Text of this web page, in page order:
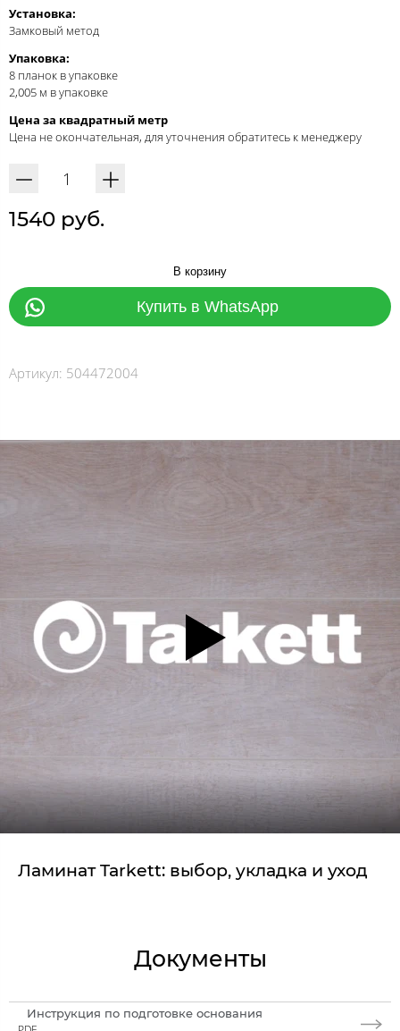
Установка:
Замковый метод
Упаковка:
8 планок в упаковке
2,005 м в упаковке
Цена за квадратный метр
Цена не окончательная, для уточнения обратитесь к менеджеру
1540 руб.
В корзину
Купить в WhatsApp
Артикул: 504472004
Ламинат Tarkett: выбор, укладка и уход
Документы
Инструкция по подготовке основания